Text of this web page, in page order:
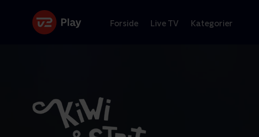
Forside Live TV Kategorier